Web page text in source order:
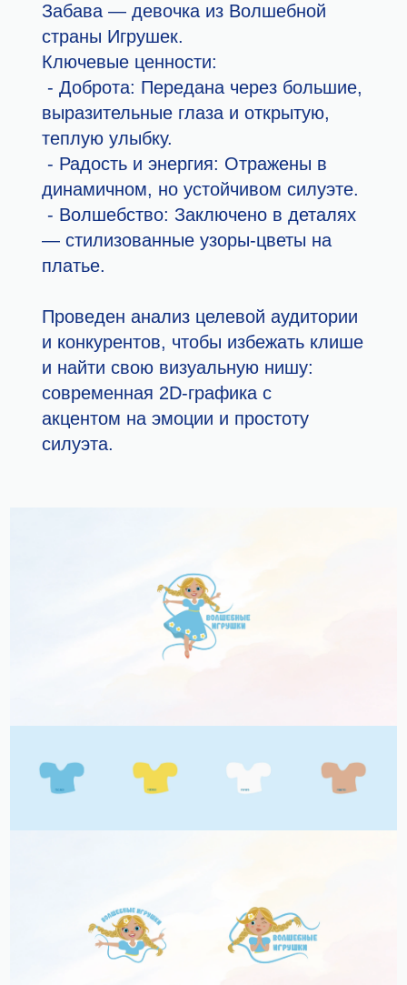
Забава — девочка из Волшебной
страны Игрушек.
Ключевые ценности:
- Доброта: Передана через большие,
выразительные глаза и открытую,
теплую улыбку.
- Радость и энергия: Отражены в
динамичном, но устойчивом силуэте.
- Волшебство: Заключено в деталях
— стилизованные узоры-цветы на
платье.
Проведен анализ целевой аудитории
и конкурентов, чтобы избежать клише
и найти свою визуальную нишу:
современная 2D-графика с
акцентом на эмоции и простоту
силуэта.